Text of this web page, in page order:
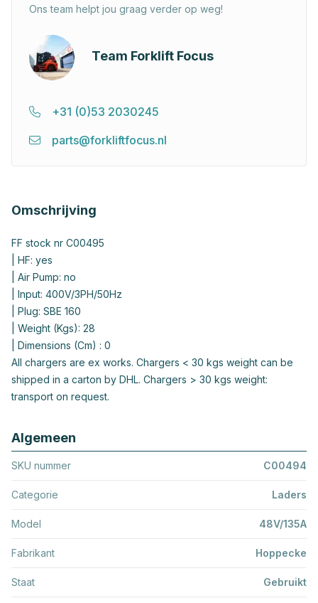
Ons team helpt jou graag verder op weg!
Team Forklift Focus
+31 (0)53 2030245
parts@forkliftfocus.nl
Omschrijving
FF stock nr C00495
| HF: yes
| Air Pump: no
| Input: 400V/3PH/50Hz
| Plug: SBE 160
| Weight (Kgs): 28
| Dimensions (Cm) : 0
All chargers are ex works. Chargers < 30 kgs weight can be
shipped in a carton by DHL. Chargers > 30 kgs weight:
transport on request.
Algemeen
SKU nummer C00494
Categorie Laders
Model 48V/135A
Fabrikant Hoppecke
Staat Gebruikt